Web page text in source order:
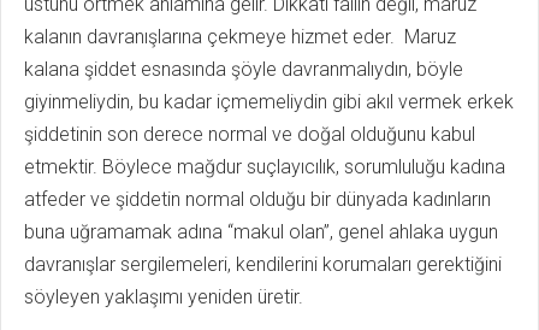
kalanın davranışlarına çekmeye hizmet eder. Maruz
kalana şiddet esnasında şöyle davranmalıydın, böyle
giyinmeliydin, bu kadar içmemeliydin gibi akıl vermek erkek
şiddetinin son derece normal ve doğal olduğunu kabul
etmektir. Böylece mağdur suçlayıcılık, sorumluluğu kadına
atfeder ve şiddetin normal olduğu bir dünyada kadınların
buna uğramamak adına “makul olan”, genel ahlaka uygun
davranışlar sergilemeleri, kendilerini korumaları gerektiğini
söyleyen yaklaşımı yeniden üretir.